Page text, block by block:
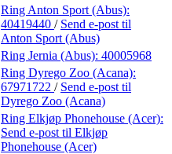
Ring Anton Sport (Abus):
40419440 / Send e-post til
Anton Sport (Abus)
Ring Jernia (Abus): 40005968
Ring Dyrego Zoo (Acana):
67971722 / Send e-post til
Dyrego Zoo (Acana)
Ring Elkjøp Phonehouse (Acer):
Send e-post til Elkjøp
Phonehouse (Acer)